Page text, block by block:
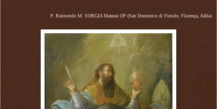
P. Raimondo M. SORGIA Mannai OP (San Domenico di Fiesole, Florença, Itália)